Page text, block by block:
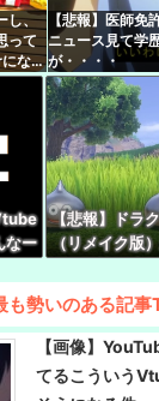
が話題になり始
なったよな
リアル徳井と対
】
の気持ち悪いツイ
け
まれをカミング
初小説が書籍化決
あ
…ん？』 VTuber『
ｗｗｗｗｗｗｗｗ
し、
って
なれ
【悲報】医師
ニュース見て学
が・・・・
なー
【悲報】ドラ
（リメイク版
も勢いのある記事
【画像】
てるこういう